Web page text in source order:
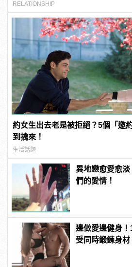
RELATIONSHIP
約女生出去老是被拒絕？5個「邀
到擒來！
生活話題
異地戀愈愛愈
們的愛情！
邊做愛邊健身
受同時鍛鍊身材